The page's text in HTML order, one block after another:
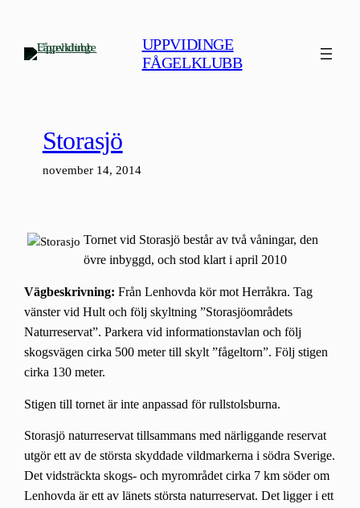
innehåll
UPPVIDINGE
FÅGELKLUBB
Storasjö
november 14, 2014
Tornet vid Storasjö består av två våningar, den
övre inbyggd, och stod klart i april 2010
Vägbeskrivning: Från Lenhovda kör mot Herråkra. Tag
vänster vid Hult och följ skyltning ”Storasjöområdets
Naturreservat”. Parkera vid informationstavlan och följ
skogsvägen cirka 500 meter till skylt ”fågeltorn”. Följ stigen
cirka 130 meter.
Stigen till tornet är inte anpassad för rullstolsburna.
Storasjö naturreservat tillsammans med närliggande reservat
utgör ett av de största skyddade vildmarkerna i södra Sverige.
Det vidsträckta skogs- och myrområdet cirka 7 km söder om
Lenhovda är ett av länets största naturreservat. Det ligger i ett